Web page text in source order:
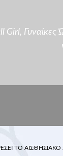
Girl, Γυναίκες
ΤΟ ΑΙΣΘΗΣΙΑΚΟ